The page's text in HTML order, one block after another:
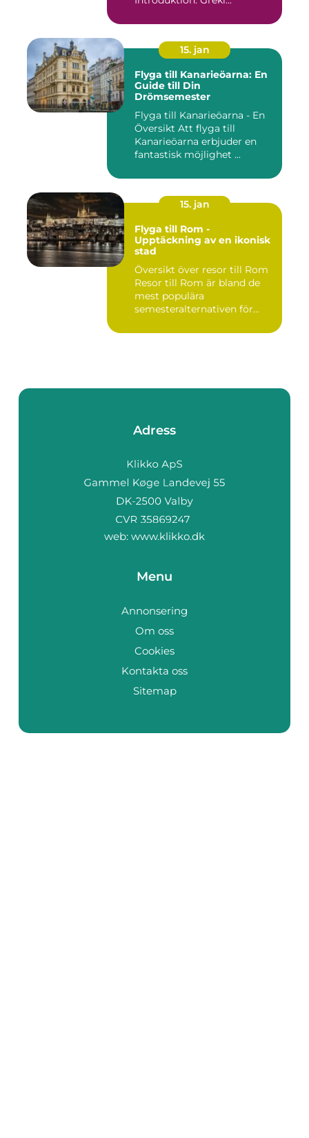
15. jan
Flyga till Kanarieöarna: En
Guide till Din
Drömsemester
Flyga till Kanarieöarna - En
Översikt Att flyga till
Kanarieöarna erbjuder en
fantastisk möjlighet ...
15. jan
Flyga till Rom -
Upptäckning av en ikonisk
stad
Översikt över resor till Rom
Resor till Rom är bland de
mest populära
semesteralternativen för
Adress
web: www.klikko.dk
Menu
Annonsering
Om oss
Cookies
Kontakta oss
Sitemap